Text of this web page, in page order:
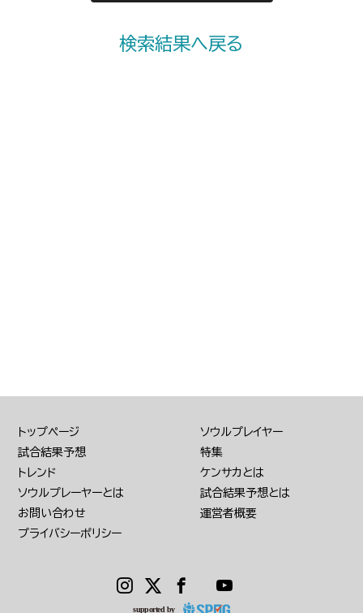
検索結果へ戻る
トップページ
ソウルプレイヤー
試合結果予想
特集
トレンド
ケンサカとは
ソウルプレーヤーとは
試合結果予想とは
お問い合わせ
運営者概要
プライバシーポリシー